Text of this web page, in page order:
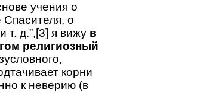
учения о
Спасителя, о
т. д.”,[3] я вижу в
религиозный
корни
к неверию (в